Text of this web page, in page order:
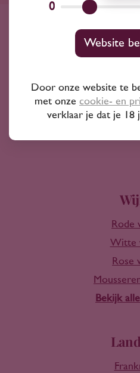
4000+ wijnen in
Advies
Wij kunnen je
10+ jaar
Rode
Witte
Rose
Bekijk
0
Website
Door onze website te
met onze cookie- en
verklaar je dat je 18